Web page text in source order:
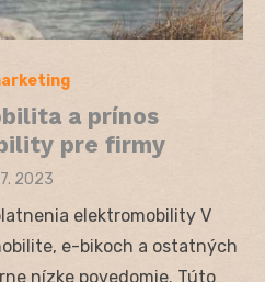
a prínos
pre firmy
7. 2023
elektromobility V
e-bikoch a ostatných
nízke povedomie. Túto